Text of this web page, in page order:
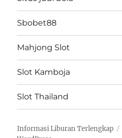
Sbobet88
Mahjong Slot
Slot Kamboja
Slot Thailand
Informasi Liburan Terlengkap